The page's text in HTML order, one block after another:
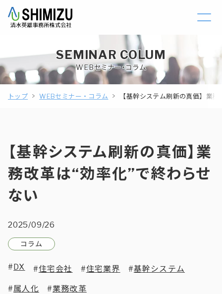
SEMINAR COLUM
WEBセミナー・コラム
トップ WEBセミナー・コラム 【基幹システム刷新の真価】業
【基幹システム刷新の真価】業
務改革は“効率化”で終わらせ
ない
2025/09/26
コラム
DX 住宅会社 住宅業界 基幹システム
属人化 業務改革